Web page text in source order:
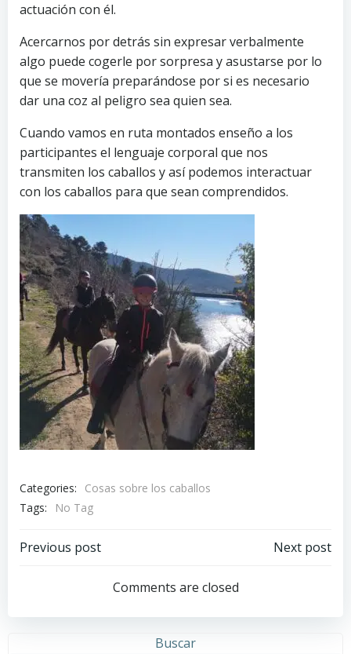
actuación con él.
Acercarnos por detrás sin expresar verbalmente
algo puede cogerle por sorpresa y asustarse por lo
que se movería preparándose por si es necesario
dar una coz al peligro sea quien sea.
Cuando vamos en ruta montados enseño a los
participantes el lenguaje corporal que nos
transmiten los caballos y así podemos interactuar
con los caballos para que sean comprendidos.
Categories:
Cosas sobre los caballos
Tags:
No Tag
Navegación
entradas
Previous post
Navegación
de
entradas
Next post
Comments are closed
Buscar